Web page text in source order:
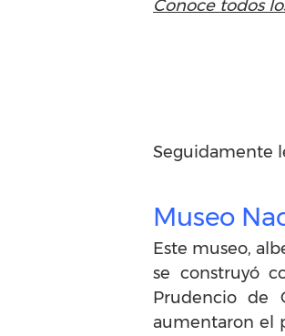
Conoce todos
Seguidamente
Museo
Este museo,
se construyó
Prudencio de
aumentaron el